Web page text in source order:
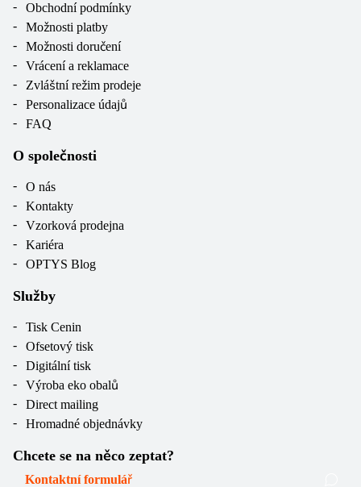
Obchodní podmínky
Možnosti platby
Možnosti doručení
Vrácení a reklamace
Zvláštní režim prodeje
Personalizace údajů
FAQ
O společnosti
O nás
Kontakty
Vzorková prodejna
Kariéra
OPTYS Blog
Služby
Tisk Cenin
Ofsetový tisk
Digitální tisk
Výroba eko obalů
Direct mailing
Hromadné objednávky
Chcete se na něco zeptat?
Kontaktní formulář